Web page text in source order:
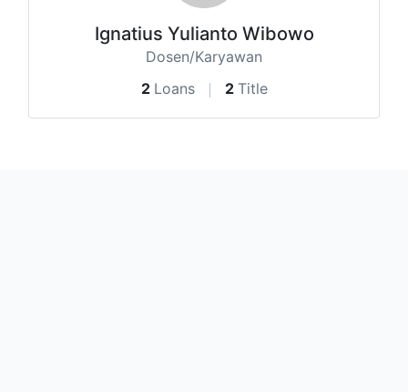
Ignatius Yulianto Wibowo
Dosen/Karyawan
2 Loans 2 Title